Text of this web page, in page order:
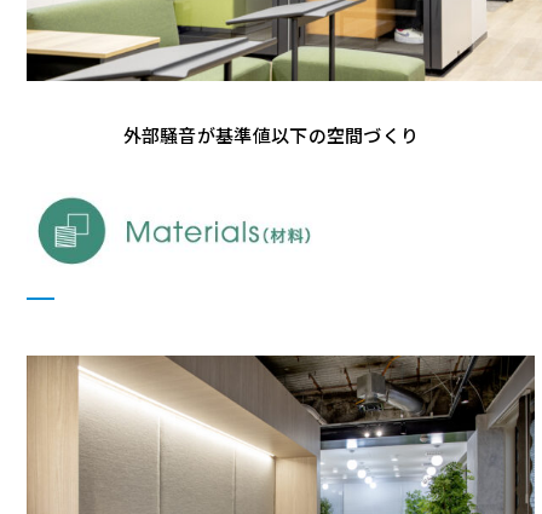
外部騒音が基準値以下の空間づくり